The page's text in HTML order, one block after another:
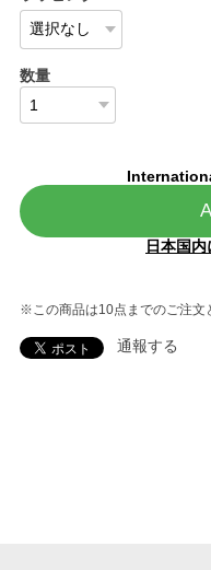
数量
日本国
※この商品は10点までのご注文
通報する